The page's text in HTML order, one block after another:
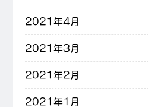
2021年4月
2021年3月
2021年2月
2021年1月